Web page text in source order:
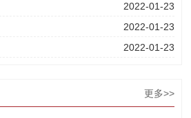
2022-01-23
2022-01-23
2022-01-23
更多>>